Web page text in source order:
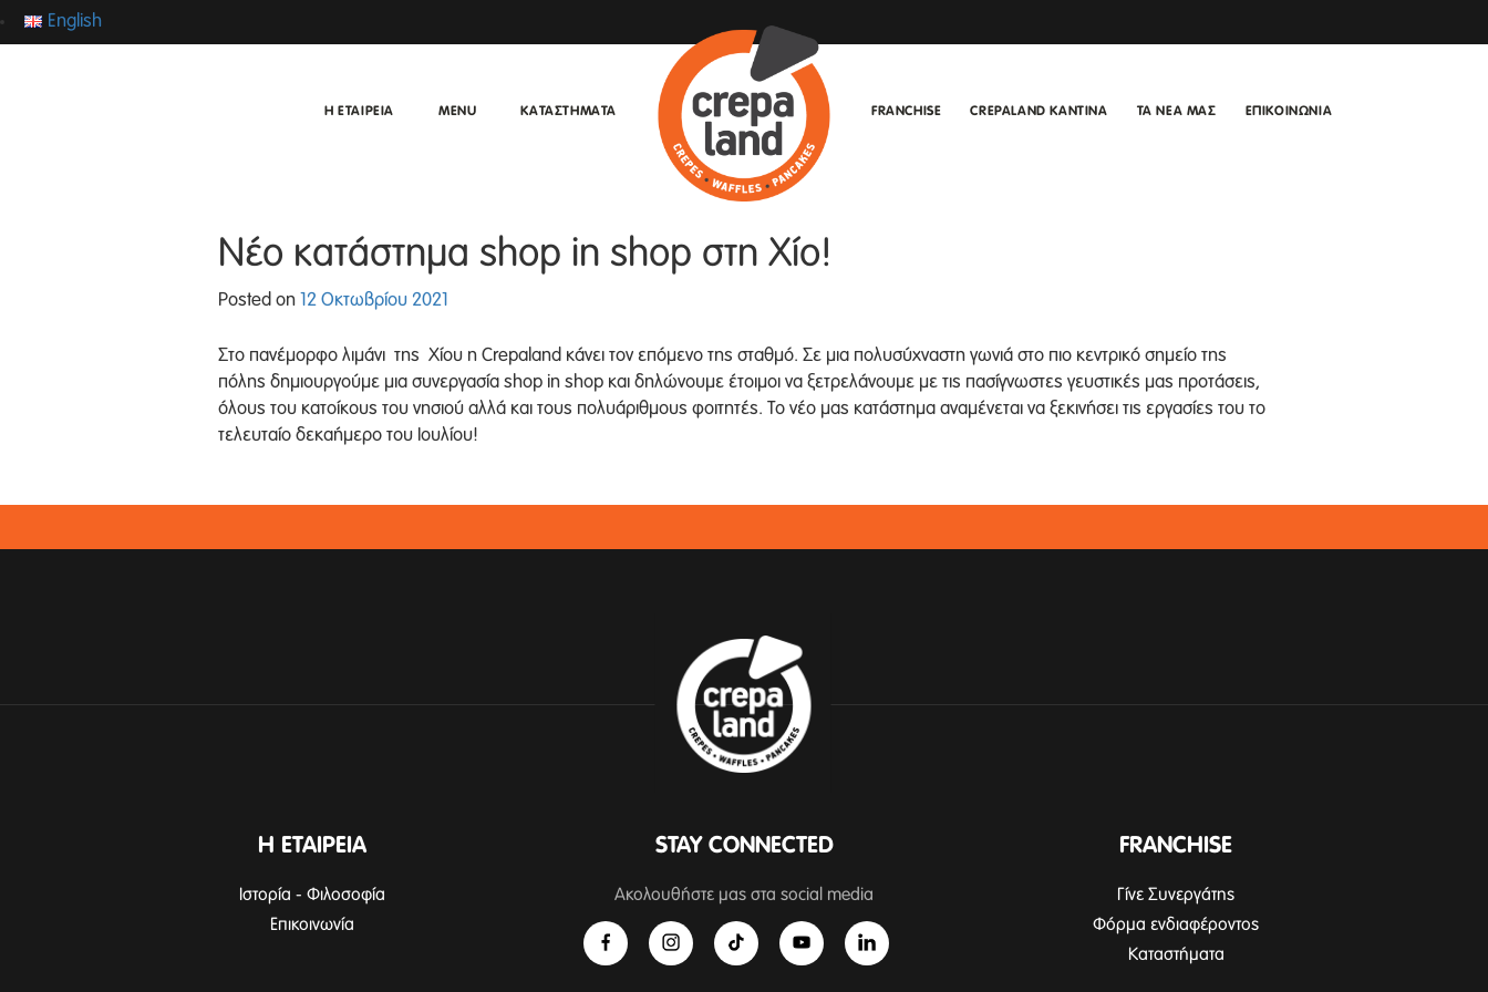
English
Η ΕΤΑΙΡΕΙΑ MENU ΚΑΤΑΣΤΗΜΑΤΑ FRANCHISE CREPALAND ΚΑΝΤΙΝΑ ΤΑ ΝΕΑ ΜΑΣ ΕΠΙΚΟΙΝΩΝΙΑ
Νέο κατάστημα shop in shop στη Χίο!
Posted on 12 Οκτωβρίου 2021
Στο πανέμορφο λιμάνι της Χίου η Crepaland κάνει τον επόμενο της σταθμό. Σε μια πολυσύχναστη γωνιά στο πιο κεντρικό σημείο της
πόλης δημιουργούμε μια συνεργασία shop in shop και δηλώνουμε έτοιμοι να ξετρελάνουμε με τις πασίγνωστες γευστικές μας προτάσεις,
όλους του κατοίκους του νησιού αλλά και τους πολυάριθμους φοιτητές. Το νέο μας κατάστημα αναμένεται να ξεκινήσει τις εργασίες του το
τελευταίο δεκαήμερο του Ιουλίου!
Η ΕΤΑΙΡΕΙΑ
Ιστορία - Φιλοσοφία
Επικοινωνία
STAY CONNECTED
Ακολουθήστε μας στα social media
FRANCHISE
Γίνε Συνεργάτης
Φόρμα ενδιαφέροντος
Καταστήματα